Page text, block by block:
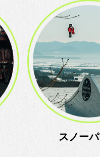
スノーパーク